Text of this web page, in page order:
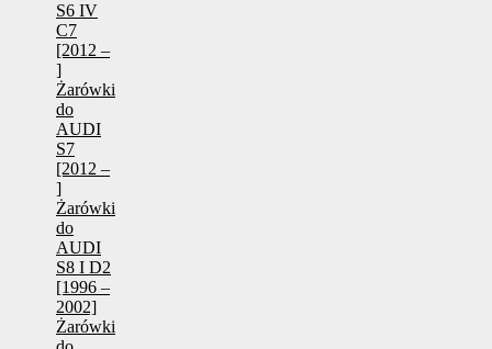
S6 IV
C7
[2012 –
]
Żarówki
do
AUDI
S7
[2012 –
]
Żarówki
do
AUDI
S8 I D2
[1996 –
2002]
Żarówki